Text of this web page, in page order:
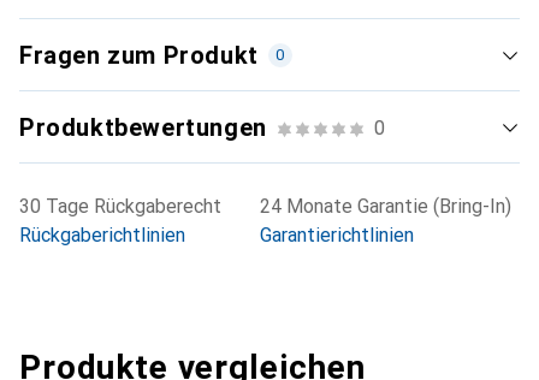
Fragen zum Produkt 0
Produktbewertungen 0
30 Tage Rückgaberecht
Rückgaberichtlinien
24 Monate Garantie (Bring-In)
Garantierichtlinien
Produkte vergleichen